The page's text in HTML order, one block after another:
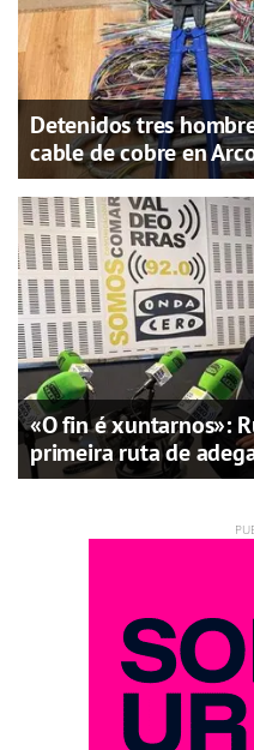
Detenidos tres
cable de cobre en
«O fin é xuntarnos»:
primeira ruta de